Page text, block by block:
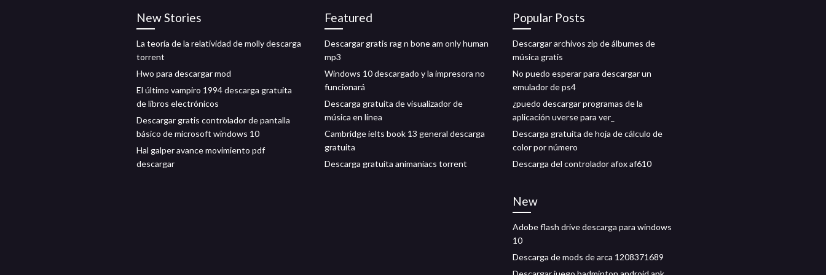
New Stories
La teoría de la relatividad de molly descarga
torrent
Hwo para descargar mod
El último vampiro 1994 descarga gratuita
de libros electrónicos
Descargar gratis controlador de pantalla
básico de microsoft windows 10
Hal galper avance movimiento pdf
descargar
Featured
Descargar gratis rag n bone am only human
mp3
Windows 10 descargado y la impresora no
funcionará
Descarga gratuita de visualizador de
música en línea
Cambridge ielts book 13 general descarga
gratuita
Descarga gratuita animaniacs torrent
Popular Posts
Descargar archivos zip de álbumes de
música gratis
No puedo esperar para descargar un
emulador de ps4
¿puedo descargar programas de la
aplicación uverse para ver_
Descarga gratuita de hoja de cálculo de
color por número
Descarga del controlador afox af610
New
Adobe flash drive descarga para windows
10
Descarga de mods de arca 1208371689